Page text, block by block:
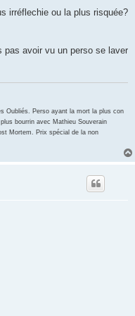
irréflechie ou la plus risquée?
pas avoir vu un perso se laver
Oubliés. Perso ayant la mort la plus con
bourrin avec Mathieu Souverain
Mortem. Prix spécial de la non